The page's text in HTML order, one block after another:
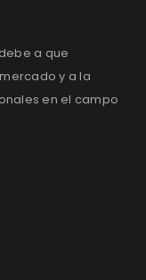
a que
y a la
en el campo